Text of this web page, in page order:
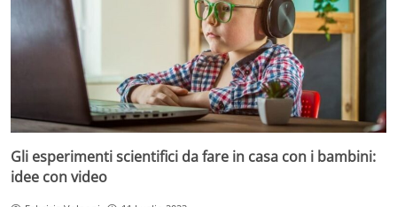
Gli esperimenti scientifici da fare in casa con i bambini:
idee con video